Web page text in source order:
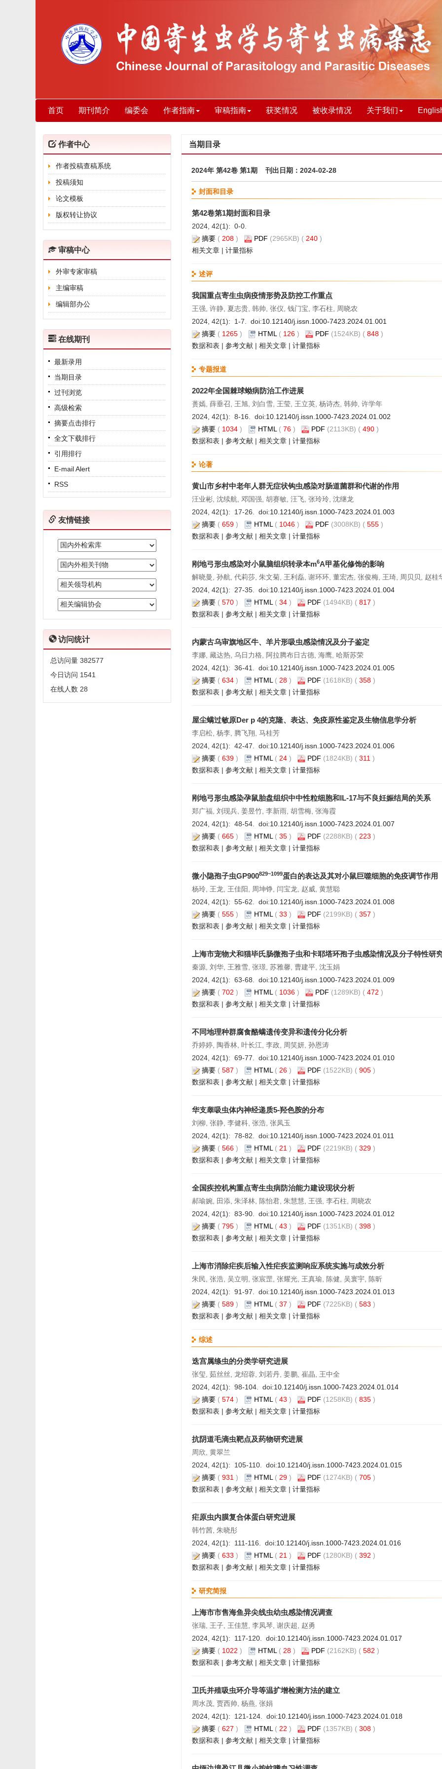
首页 期刊简介 编委会 作者指南 审稿指南 获奖情况 被收录情况 关于我们
作者中心
作者投稿查稿系统
投稿须知
论文模板
版权转让协议
审稿中心
外审专家审稿
主编审稿
编辑部办公
在线期刊
最新录用
当期目录
过刊浏览
高级检索
摘要点击排行
全文下载排行
引用排行
E-mail Alert
RSS
友情链接
访问统计
总访问量 382577
今日访问 1541
在线人数 28
当期目录
2024年 第42卷 第1期 刊出日期：2024-02-28
封面和目录
第42卷第1期封面和目录
2024, 42(1): 0-0.
摘要 ( 208 ) PDF (2965KB) ( 240 )
相关文章 | 计量指标
述评
我国重点寄生虫病疫情形势及防控工作重点
王强, 许静, 夏志贵, 韩帅, 张仪, 钱门宝, 李石柱, 周晓农
2024, 42(1): 1-7. doi:10.12140/j.issn.1000-7423.2024.01.001
摘要 ( 1265 ) HTML ( 126 ) PDF (1524KB) ( 848 )
数据和表 | 参考文献 | 相关文章 | 计量指标
专题报道
2022年全国棘球蚴病防治工作进展
蒉嫣, 薛垂召, 王旭, 刘白雪, 王莹, 王立英, 杨诗杰, 韩帅, 许学年
2024, 42(1): 8-16. doi:10.12140/j.issn.1000-7423.2024.01.002
摘要 ( 1034 ) HTML ( 76 ) PDF (2113KB) ( 490 )
数据和表 | 参考文献 | 相关文章 | 计量指标
论著
黄山市乡村中老年人群无症状钩虫感染对肠道菌群和代谢的作用
汪业彬, 沈续航, 邓国强, 胡赛敏, 汪飞, 张玲玲, 沈继龙
2024, 42(1): 17-26. doi:10.12140/j.issn.1000-7423.2024.01.003
摘要 ( 659 ) HTML ( 1046 ) PDF (3008KB) ( 555 )
数据和表 | 参考文献 | 相关文章 | 计量指标
刚地弓形虫感染对小鼠脑组织转录本m6A甲基化修饰的影响
解晓曼, 孙航, 代莉莎, 朱文菊, 王利磊, 谢环环, 董宏杰, 张俊梅, 王琦, 周贝贝, 赵桂
2024, 42(1): 27-35. doi:10.12140/j.issn.1000-7423.2024.01.004
摘要 ( 570 ) HTML ( 34 ) PDF (1494KB) ( 817 )
数据和表 | 参考文献 | 相关文章 | 计量指标
内蒙古乌审旗地区牛、羊片形吸虫感染情况及分子鉴定
李娜, 藏达热, 乌日力格, 阿拉腾布日古德, 海鹰, 哈斯苏荣
2024, 42(1): 36-41. doi:10.12140/j.issn.1000-7423.2024.01.005
摘要 ( 634 ) HTML ( 28 ) PDF (1618KB) ( 358 )
数据和表 | 参考文献 | 相关文章 | 计量指标
屋尘螨过敏原Der p 4的克隆、表达、免疫原性鉴定及生物信息学分析
李启松, 杨李, 腾飞翔, 马桂芳
2024, 42(1): 42-47. doi:10.12140/j.issn.1000-7423.2024.01.006
摘要 ( 639 ) HTML ( 24 ) PDF (1824KB) ( 311 )
数据和表 | 参考文献 | 相关文章 | 计量指标
刚地弓形虫感染孕鼠胎盘组织中中性粒细胞和IL-17与不良妊娠结局的关系
郑广福, 刘现兵, 姜昱竹, 李新雨, 胡雪梅, 张海霞
2024, 42(1): 48-54. doi:10.12140/j.issn.1000-7423.2024.01.007
摘要 ( 665 ) HTML ( 35 ) PDF (2288KB) ( 223 )
数据和表 | 参考文献 | 相关文章 | 计量指标
微小隐孢子虫GP900829~1099蛋白的表达及其对小鼠巨噬细胞的免疫调节作用
杨玲, 王龙, 王佳阳, 周坤铮, 闫宝龙, 赵威, 黄慧聪
2024, 42(1): 55-62. doi:10.12140/j.issn.1000-7423.2024.01.008
摘要 ( 555 ) HTML ( 33 ) PDF (2199KB) ( 357 )
数据和表 | 参考文献 | 相关文章 | 计量指标
上海市宠物犬和猫毕氏肠微孢子虫和卡耶塔环孢子虫感染情况及分子特性研
秦源, 刘华, 王雅雪, 张璟, 苏雅馨, 曹建平, 沈玉娟
2024, 42(1): 63-68. doi:10.12140/j.issn.1000-7423.2024.01.009
摘要 ( 702 ) HTML ( 1036 ) PDF (1289KB) ( 472 )
数据和表 | 参考文献 | 相关文章 | 计量指标
不同地理种群腐食酪螨遗传变异和遗传分化分析
乔婷婷, 陶香林, 叶长江, 李政, 周笑妍, 孙恩涛
2024, 42(1): 69-77. doi:10.12140/j.issn.1000-7423.2024.01.010
摘要 ( 587 ) HTML ( 26 ) PDF (1522KB) ( 905 )
数据和表 | 参考文献 | 相关文章 | 计量指标
华支睾吸虫体内神经递质5-羟色胺的分布
刘柳, 张静, 李健科, 张浩, 张凤玉
2024, 42(1): 78-82. doi:10.12140/j.issn.1000-7423.2024.01.011
摘要 ( 566 ) HTML ( 21 ) PDF (2219KB) ( 329 )
数据和表 | 参考文献 | 相关文章 | 计量指标
全国疾控机构重点寄生虫病防治能力建设现状分析
郝瑜婉, 田添, 朱泽林, 陈怡君, 朱慧慧, 王强, 李石柱, 周晓农
2024, 42(1): 83-90. doi:10.12140/j.issn.1000-7423.2024.01.012
摘要 ( 795 ) HTML ( 43 ) PDF (1351KB) ( 398 )
数据和表 | 参考文献 | 相关文章 | 计量指标
上海市消除疟疾后输入性疟疾监测响应系统实施与成效分析
朱民, 张浩, 吴立明, 张宸罡, 张耀光, 王真瑜, 陈健, 吴寰宇, 陈昕
2024, 42(1): 91-97. doi:10.12140/j.issn.1000-7423.2024.01.013
摘要 ( 589 ) HTML ( 37 ) PDF (7225KB) ( 583 )
数据和表 | 参考文献 | 相关文章 | 计量指标
综述
迭宫属绦虫的分类学研究进展
张玺, 茹丝丝, 龙绍蓉, 刘若丹, 姜鹏, 崔晶, 王中全
2024, 42(1): 98-104. doi:10.12140/j.issn.1000-7423.2024.01.014
摘要 ( 574 ) HTML ( 43 ) PDF (1258KB) ( 835 )
数据和表 | 参考文献 | 相关文章 | 计量指标
抗阴道毛滴虫靶点及药物研究进展
周欣, 黄翠兰
2024, 42(1): 105-110. doi:10.12140/j.issn.1000-7423.2024.01.015
摘要 ( 931 ) HTML ( 29 ) PDF (1274KB) ( 705 )
数据和表 | 参考文献 | 相关文章 | 计量指标
疟原虫内膜复合体蛋白研究进展
韩竹茜, 朱晓彤
2024, 42(1): 111-116. doi:10.12140/j.issn.1000-7423.2024.01.016
摘要 ( 633 ) HTML ( 21 ) PDF (1280KB) ( 392 )
数据和表 | 参考文献 | 相关文章 | 计量指标
研究简报
上海市市售海鱼异尖线虫幼虫感染情况调查
张瑞, 王子, 王佳慧, 李凤琴, 谢庆超, 赵勇
2024, 42(1): 117-120. doi:10.12140/j.issn.1000-7423.2024.01.017
摘要 ( 1022 ) HTML ( 28 ) PDF (2162KB) ( 582 )
数据和表 | 参考文献 | 相关文章 | 计量指标
卫氏并殖吸虫环介导等温扩增检测方法的建立
周水茂, 贾西帅, 杨燕, 张娟
2024, 42(1): 121-124. doi:10.12140/j.issn.1000-7423.2024.01.018
摘要 ( 627 ) HTML ( 22 ) PDF (1357KB) ( 308 )
数据和表 | 参考文献 | 相关文章 | 计量指标